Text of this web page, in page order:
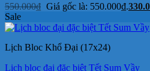
550.000₫ Giá gốc là: 550.000₫.
Sale
Lịch Bloc Khổ Đại (17x24)
Lịch bloc đại đặc biệt Tết Sum Vầy